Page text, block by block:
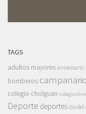
TAGS
adultos mayores aniversario
bomberos campanario
colegio cholguan colegio
Deporte deportes dia del